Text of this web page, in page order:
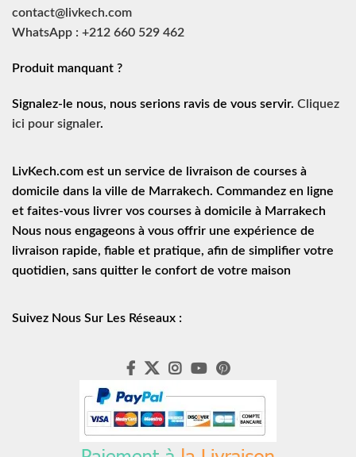
contact@livkech.com
WhatsApp : +212 660 529 462
Produit manquant ?
Signalez-le nous, nous serions ravis de vous servir. Cliquez
ici pour signaler.
LivKech.com est un service de
livraison de courses à
domicile dans la ville de Marrakech. Commandez en ligne
et faites-vous livrer vos courses à domicile à Marrakech
Nous nous engageons à vous offrir une expérience de
livraison rapide, fiable et pratique, afin de simplifier votre
quotidien, sans quitter le confort de votre maison
Suivez Nous Sur Les Réseaux :